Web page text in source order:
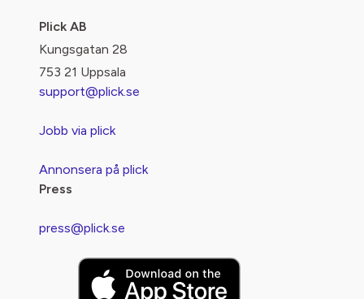
Plick AB
Kungsgatan 28
753 21 Uppsala
support@plick.se
Jobb via plick
Annonsera på plick
Press
press@plick.se